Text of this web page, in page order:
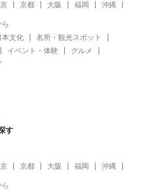
京都 大阪 福岡 沖縄
ら
本文化
名所・観光スポット
イベント・体験
グルメ
す
京都 大阪 福岡 沖縄
ら